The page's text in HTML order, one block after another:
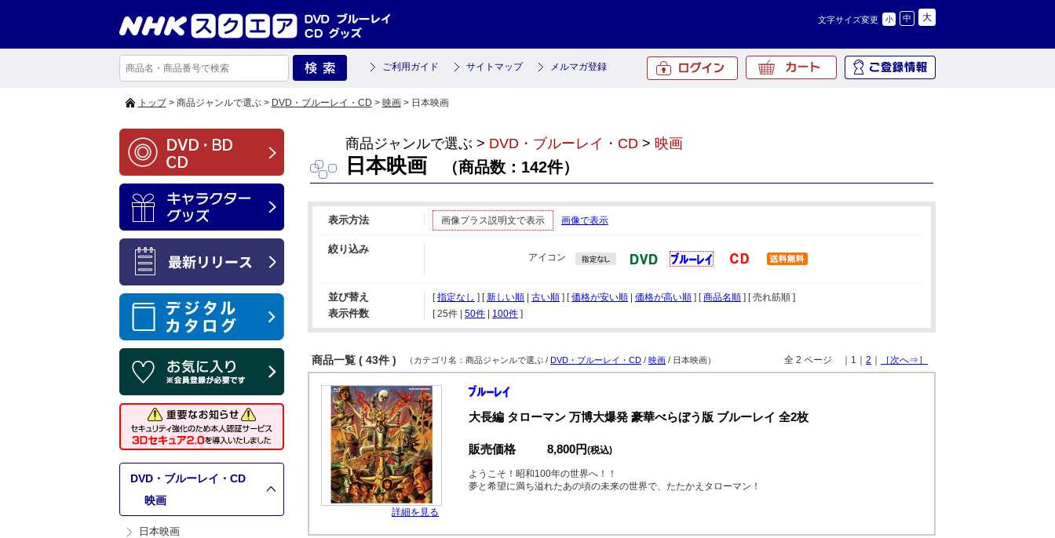
文字サイズ変更 小 中 大
ご利用ガイド サイトマップ メルマガ登録
トップ> 商品ジャンルで選ぶ > DVD・ブルーレイ・CD > 映画> 日本映画
DVD・ブルーレイ・CD
映画
日本映画
商品ジャンルで選ぶ > DVD・ブルーレイ・CD > 映画
日本映画 （商品数：142件）
表示方法 画像プラス説明文で表示 画像で表示
絞り込み
アイコン
並び替え [指定なし ] [新しい順 古い順 ] [価格が安い順 価格が高い順 ] [商品名順 ] [ 売れ筋順 ]
表示件数 [ 25件 50件 100件 ]
商品一覧 ( 43件 ) 全 2 ページ ｜1｜ 2 ［次へ⇒］
（カテゴリ名：商品ジャンルで選ぶ / DVD・ブルーレイ・CD / 映画 / 日本映画）
詳細を見る
大長編 タローマン 万博大爆発 豪華べらぼう版 ブルーレイ 全2枚
販売価格 8,800円(税込)
ようこそ！昭和100年の世界へ！！
夢と希望に満ち溢れたあの頃の未来の世界で、たたかえタローマン！